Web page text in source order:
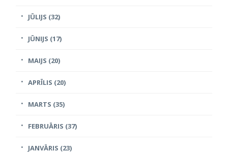
JŪLIJS (32)
JŪNIJS (17)
MAIJS (20)
APRĪLIS (20)
MARTS (35)
FEBRUĀRIS (37)
JANVĀRIS (23)